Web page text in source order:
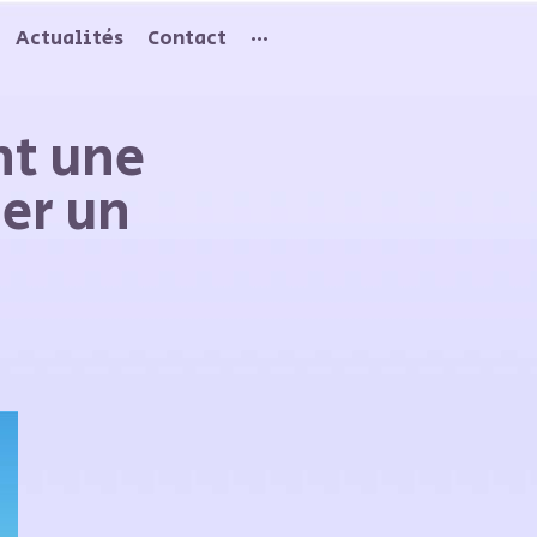
Actualités Contact ···
une
un